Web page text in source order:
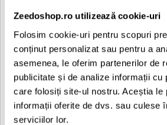
Zeedoshop.ro utilizează cookie-uri
Folosim cookie-uri pentru scopuri
conținut personalizat sau pentru a
asemenea, le oferim partenerilor de
publicitate și de analize informații cu
care folosiți site-ul nostru. Aceștia le
informații oferite de dvs. sau culese
serviciilor lor.
Transmisie wireless: 2.4 GHz -
(AFH)
Raspuns frecvente: 20 - 20000 Hz
Raport semnal/zgomot: Minim 72 dB
Nivel maxim presiune sonora: 128dB
Rata de sampling si bit depth: 48 kHz
24-bit
Tensiune baterie: 3.8V
Capacitate baterie: 300 mAh
Durata viata baterie: Aproximativ 12
Numar cicluri de incarcare dock: 2.5